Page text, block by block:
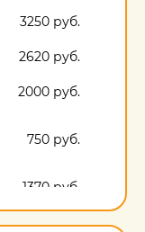
3250 руб.
2620 руб.
2000 руб.
750 руб.
1370 руб.